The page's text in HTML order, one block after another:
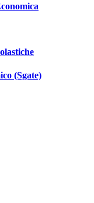
(Sgate)